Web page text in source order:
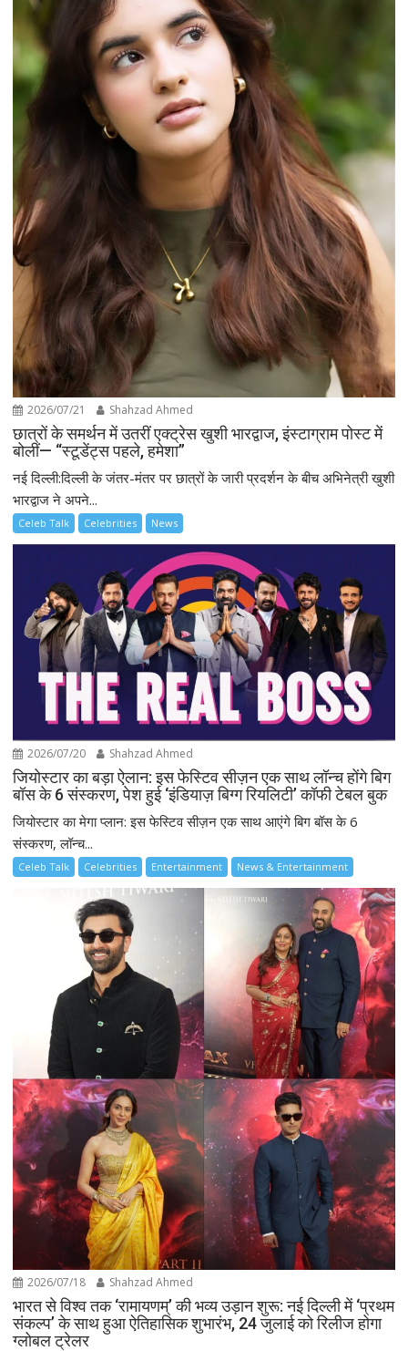
2026/07/21 Shahzad Ahmed
छात्रों के समर्थन में उतरीं एक्ट्रेस खुशी भारद्वाज, इंस्टाग्राम पोस्ट में
बोलीं— “स्टूडेंट्स पहले, हमेशा”
नई दिल्ली:दिल्ली के जंतर-मंतर पर छात्रों के जारी प्रदर्शन के बीच अभिनेत्री खुशी
भारद्वाज ने अपने...
Celeb Talk Celebrities News
2026/07/20 Shahzad Ahmed
जियोस्टार का बड़ा ऐलान: इस फेस्टिव सीज़न एक साथ लॉन्च होंगे बिग
बॉस के 6 संस्करण, पेश हुई ‘इंडियाज़ बिग्ग रियलिटी’ कॉफी टेबल बुक
जियोस्टार का मेगा प्लान: इस फेस्टिव सीज़न एक साथ आएंगे बिग बॉस के 6
संस्करण, लॉन्च...
Celeb Talk Celebrities Entertainment News & Entertainment
2026/07/18 Shahzad Ahmed
भारत से विश्व तक ‘रामायणम्’ की भव्य उड़ान शुरू: नई दिल्ली में ‘प्रथम
संकल्प’ के साथ हुआ ऐतिहासिक शुभारंभ, 24 जुलाई को रिलीज होगा
ग्लोबल ट्रेलर